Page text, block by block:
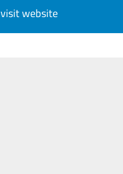
visit website